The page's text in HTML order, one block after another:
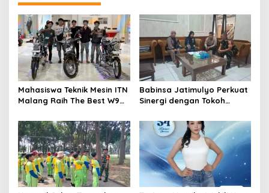
n
Mahasiswa Teknik Mesin ITN
Malang Raih The Best W9
Vol 3, Buktikan Inovasi
Kampus di Panggung
Nasional
Babinsa Jatimulyo Perkuat
Sinergi dengan Tokoh
Kondusivitas Wilayah Lewat
Komsos